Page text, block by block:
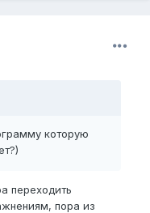
которую
переходить
пора из